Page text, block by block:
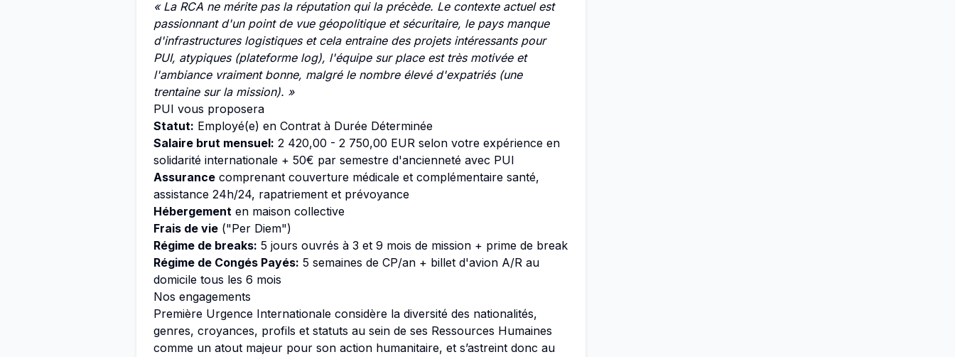
« La RCA ne mérite pas la réputation qui la précède. Le contexte actuel est
passionnant d'un point de vue géopolitique et sécuritaire, le pays manque
d'infrastructures logistiques et cela entraine des projets intéressants pour
PUI, atypiques (plateforme log), l'équipe sur place est très motivée et
l'ambiance vraiment bonne, malgré le nombre élevé d'expatriés (une
trentaine sur la mission). »
PUI vous proposera
Statut: Employé(e) en Contrat à Durée Déterminée
Salaire brut mensuel: 2 420,00 - 2 750,00 EUR selon votre expérience en
solidarité internationale + 50€ par semestre d'ancienneté avec PUI
Assurance comprenant couverture médicale et complémentaire santé,
assistance 24h/24, rapatriement et prévoyance
Hébergement en maison collective
Frais de vie ("Per Diem")
Régime de breaks: 5 jours ouvrés à 3 et 9 mois de mission + prime de break
Régime de Congés Payés: 5 semaines de CP/an + billet d'avion A/R au
domicile tous les 6 mois
Nos engagements
Première Urgence Internationale considère la diversité des nationalités,
genres, croyances, profils et statuts au sein de ses Ressources Humaines
comme un atout majeur pour son action humanitaire, et s’astreint donc au